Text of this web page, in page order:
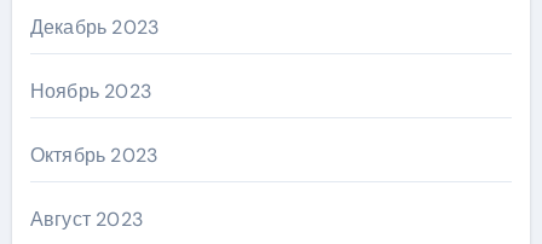
Декабрь 2023
Ноябрь 2023
Октябрь 2023
Август 2023